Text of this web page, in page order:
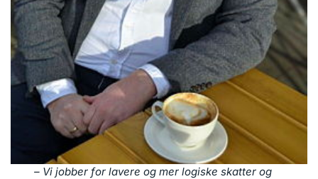
– Vi jobber for lavere og mer logiske skatter og